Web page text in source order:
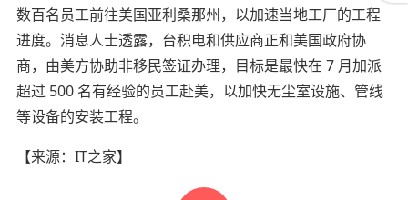
数百名员工前往美国亚利桑那州，以加速当地工厂的工程
进度。消息人士透露，台积电和供应商正和美国政府协
商，由美方协助非移民签证办理，目标是最快在 7 月加派
超过 500 名有经验的员工赴美，以加快无尘室设施、管线
等设备的安装工程。
【来源： IT之家】